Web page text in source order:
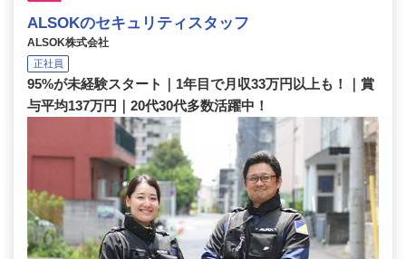
ALSOKのセキュリティスタッフ
ALSOK株式会社
正社員
95%が未経験スタート｜1年目で月収33万円以上も！｜賞
与平均137万円｜20代30代多数活躍中！